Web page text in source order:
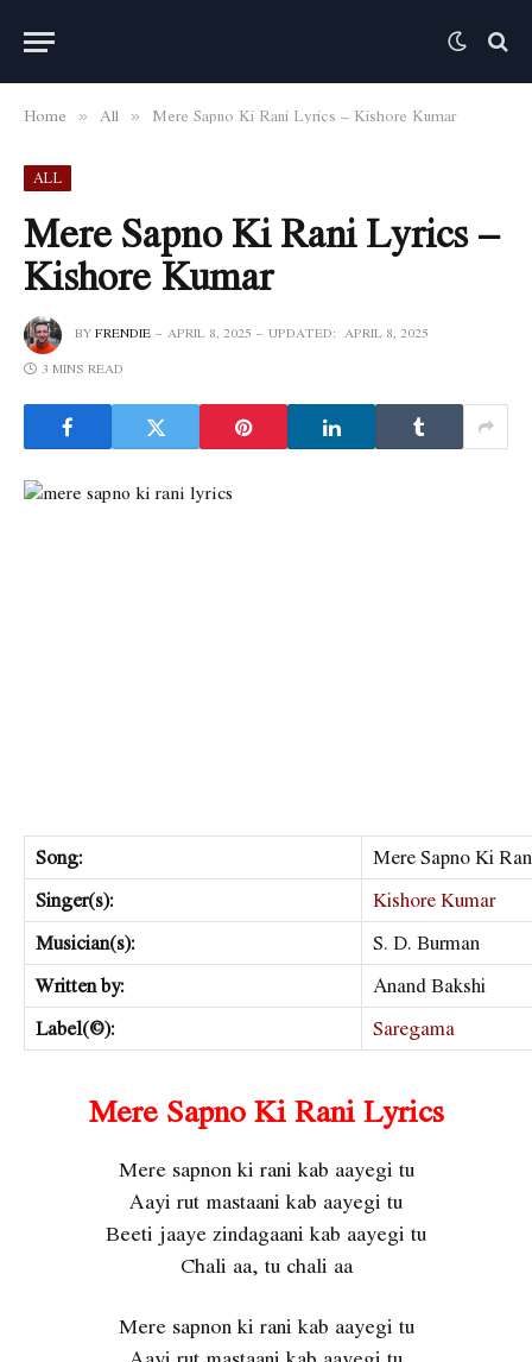
Home » All » Mere Sapno Ki Rani Lyrics – Kishore Kumar
ALL
Mere Sapno Ki Rani Lyrics –
Kishore Kumar
BYFRENDIE APRIL 8, 2025 UPDATED: APRIL 8, 2025
3 MINS READ
Song:
Mere Sapno Ki
Singer(s):
Kishore Kumar
Musician(s):
S. D. Burman
Written by:
Anand Bakshi
Label(©):
Saregama
Mere Sapno Ki Rani Lyrics
Mere sapnon ki rani kab aayegi tu
Aayi rut mastaani kab aayegi tu
Beeti jaaye zindagaani kab aayegi tu
Chali aa, tu chali aa
Mere sapnon ki rani kab aayegi tu